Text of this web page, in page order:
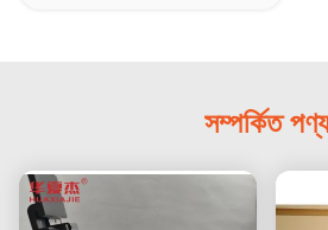
সম্পর্কিত পণ্য